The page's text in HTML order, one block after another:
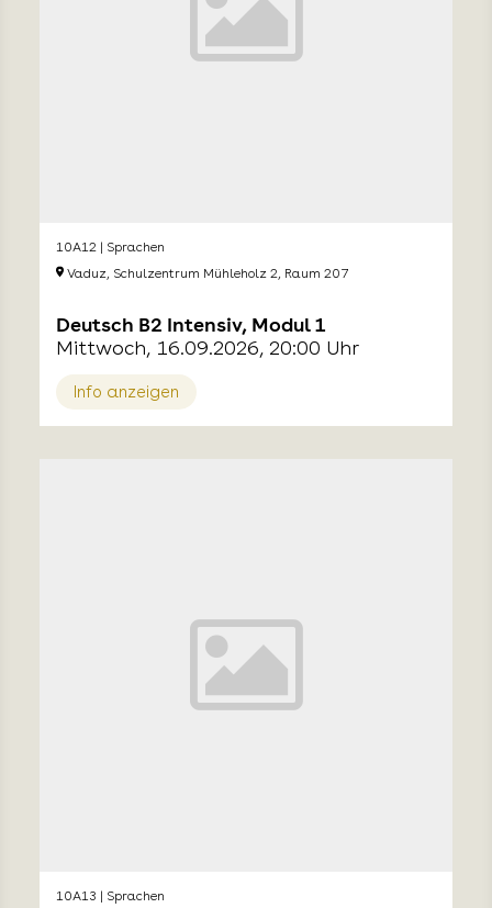
10A12 | Sprachen
Vaduz, Schulzentrum Mühleholz 2, Raum 207
Deutsch B2 Intensiv, Modul 1
Mittwoch, 16.09.2026, 20:00 Uhr
Info anzeigen
10A13 | Sprachen